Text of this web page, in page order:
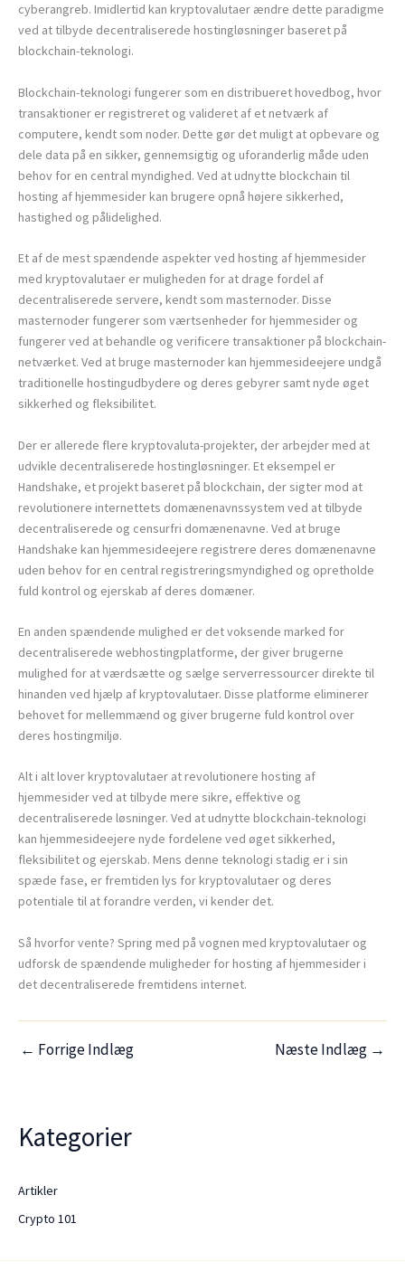
cyberangreb. Imidlertid kan kryptovalutaer ændre dette paradigme
ved at tilbyde decentraliserede hostingløsninger baseret på
blockchain-teknologi.
Blockchain-teknologi fungerer som en distribueret hovedbog, hvor
transaktioner er registreret og valideret af et netværk af
computere, kendt som noder. Dette gør det muligt at opbevare og
dele data på en sikker, gennemsigtig og uforanderlig måde uden
behov for en central myndighed. Ved at udnytte blockchain til
hosting af hjemmesider kan brugere opnå højere sikkerhed,
hastighed og pålidelighed.
Et af de mest spændende aspekter ved hosting af hjemmesider
med kryptovalutaer er muligheden for at drage fordel af
decentraliserede servere, kendt som masternoder. Disse
masternoder fungerer som værtsenheder for hjemmesider og
fungerer ved at behandle og verificere transaktioner på blockchain-
netværket. Ved at bruge masternoder kan hjemmesideejere undgå
traditionelle hostingudbydere og deres gebyrer samt nyde øget
sikkerhed og fleksibilitet.
Der er allerede flere kryptovaluta-projekter, der arbejder med at
udvikle decentraliserede hostingløsninger. Et eksempel er
Handshake, et projekt baseret på blockchain, der sigter mod at
revolutionere internettets domænenavnssystem ved at tilbyde
decentraliserede og censurfri domænenavne. Ved at bruge
Handshake kan hjemmesideejere registrere deres domænenavne
uden behov for en central registreringsmyndighed og opretholde
fuld kontrol og ejerskab af deres domæner.
En anden spændende mulighed er det voksende marked for
decentraliserede webhostingplatforme, der giver brugerne
mulighed for at værdsætte og sælge serverressourcer direkte til
hinanden ved hjælp af kryptovalutaer. Disse platforme eliminerer
behovet for mellemmænd og giver brugerne fuld kontrol over
deres hostingmiljø.
Alt i alt lover kryptovalutaer at revolutionere hosting af
hjemmesider ved at tilbyde mere sikre, effektive og
decentraliserede løsninger. Ved at udnytte blockchain-teknologi
kan hjemmesideejere nyde fordelene ved øget sikkerhed,
fleksibilitet og ejerskab. Mens denne teknologi stadig er i sin
spæde fase, er fremtiden lys for kryptovalutaer og deres
potentiale til at forandre verden, vi kender det.
Så hvorfor vente? Spring med på vognen med kryptovalutaer og
udforsk de spændende muligheder for hosting af hjemmesider i
det decentraliserede fremtidens internet.
← Forrige Indlæg Næste Indlæg →
Kategorier
Artikler
Crypto 101